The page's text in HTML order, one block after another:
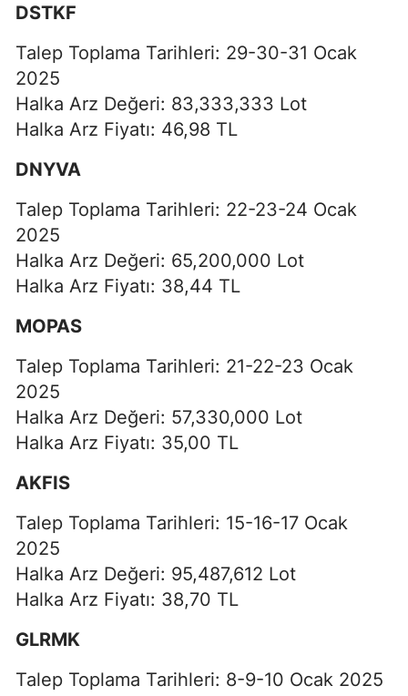
DSTKF
Talep Toplama Tarihleri: 29-30-31 Ocak
2025
Halka Arz Değeri: 83,333,333 Lot
Halka Arz Fiyatı: 46,98 TL
DNYVA
Talep Toplama Tarihleri: 22-23-24 Ocak
2025
Halka Arz Değeri: 65,200,000 Lot
Halka Arz Fiyatı: 38,44 TL
MOPAS
Talep Toplama Tarihleri: 21-22-23 Ocak
2025
Halka Arz Değeri: 57,330,000 Lot
Halka Arz Fiyatı: 35,00 TL
AKFIS
Talep Toplama Tarihleri: 15-16-17 Ocak
2025
Halka Arz Değeri: 95,487,612 Lot
Halka Arz Fiyatı: 38,70 TL
GLRMK
Talep Toplama Tarihleri: 8-9-10 Ocak 2025